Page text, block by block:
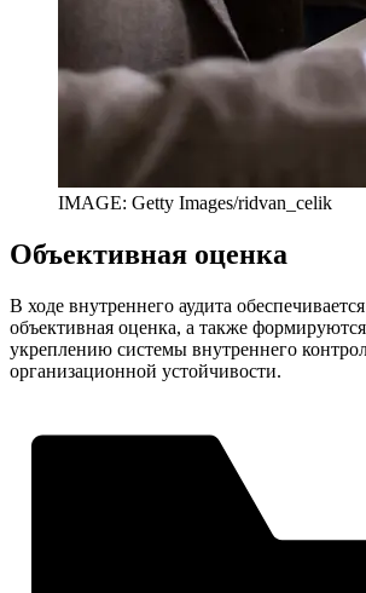
IMAGE: Getty Images/ridvan_celik
Объективная оценка
В ходе внутреннего аудита
объективная оценка, а также
укреплению системы внутреннего
организационной устойчивости.